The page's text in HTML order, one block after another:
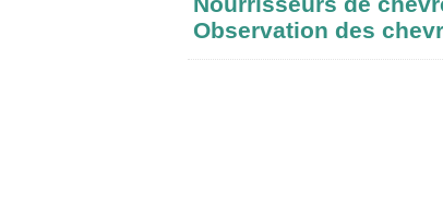
Observation des